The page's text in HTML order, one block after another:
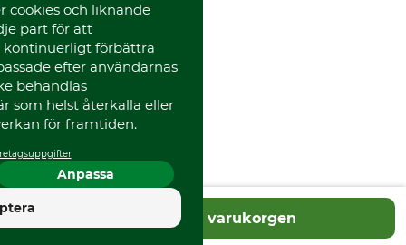
Lägg i varukorgen
cookies och liknande
part för att
kontinuerligt förbättra
efter användarnas
behandlas
som helst återkalla eller
för framtiden.
Anpassa